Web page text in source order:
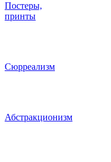
Постеры,
принты
Сюрреализм
Абстракционизм